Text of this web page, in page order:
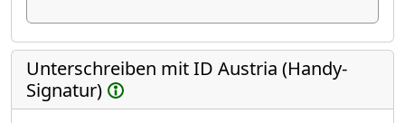
Unterschreiben mit ID Austria (Handy-
Signatur)